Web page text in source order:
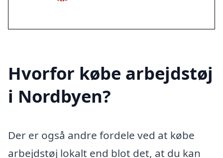
Hvorfor købe arbejdstøj
i Nordbyen?
Der er også andre fordele ved at købe
arbejdstøj lokalt end blot det, at du kan